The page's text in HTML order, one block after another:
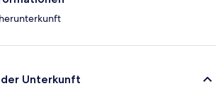
Unterkunft